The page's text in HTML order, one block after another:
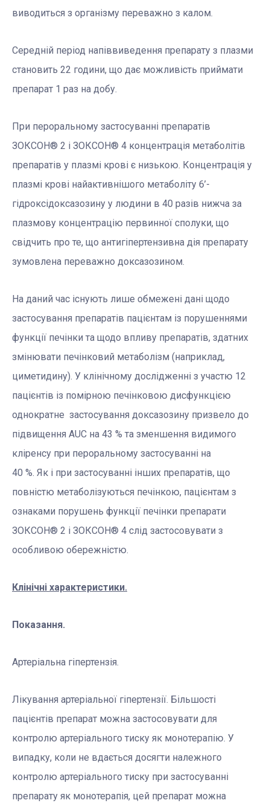
виводиться з організму переважно з калом.
Середній період напіввиведення препарату з плазми
становить 22 години, що дає можливість приймати
препарат 1 раз на добу.
При пероральному застосуванні препаратів
ЗОКСОН® 2 і ЗОКСОН® 4 концентрація метаболітів
препаратів у плазмі крові є низькою. Концентрація у
плазмі крові найактивнішого метаболіту 6’-
гідроксідоксазозину у людини в 40 разів нижча за
плазмову концентрацію первинної сполуки, що
свідчить про те, що антигіпертензивна дія препарату
зумовлена переважно доксазозином.
На даний час існують лише обмежені дані щодо
застосування препаратів пацієнтам із порушеннями
функції печінки та щодо впливу препаратів, здатних
змінювати печінковий метаболізм (наприклад,
циметидину). У клінічному дослідженні з участю 12
пацієнтів із помірною печінковою дисфункцією
однократне застосування доксазозину призвело до
підвищення AUC на 43 % та зменшення видимого
кліренсу при пероральному застосуванні на
40 %. Як і при застосуванні інших препаратів, що
повністю метаболізуються печінкою, пацієнтам з
ознаками порушень функції печінки препарати
ЗОКСОН® 2 і ЗОКСОН® 4 слід застосовувати з
особливою обережністю.
Клінічні характеристики.
Показання.
Артеріальна гіпертензія.
Лікування артеріальної гіпертензії. Більшості
пацієнтів препарат можна застосовувати для
контролю артеріального тиску як монотерапію. У
випадку, коли не вдається досягти належного
контролю артеріального тиску при застосуванні
препарату як монотерапія, цей препарат можна